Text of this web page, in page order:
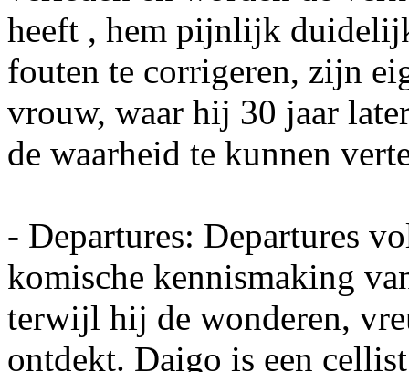
heeft , hem pijnlijk
fouten te corrigeren, zijn
vrouw, waar hij 30 jaar
de waarheid te kunnen
- Departures: Departures
komische kennismaking
terwijl hij de wonderen,
ontdekt. Daigo is een